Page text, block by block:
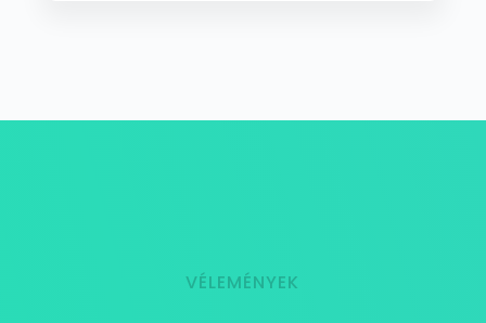
VÉLEMÉNYEK